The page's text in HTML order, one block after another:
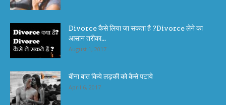
Divorce कैसे लिया जा सकता है ?Divorce लेने का
आसान तरीका...
August 1, 2017
बीना बात किये लड़की को कैसे पटाये
April 6, 2017